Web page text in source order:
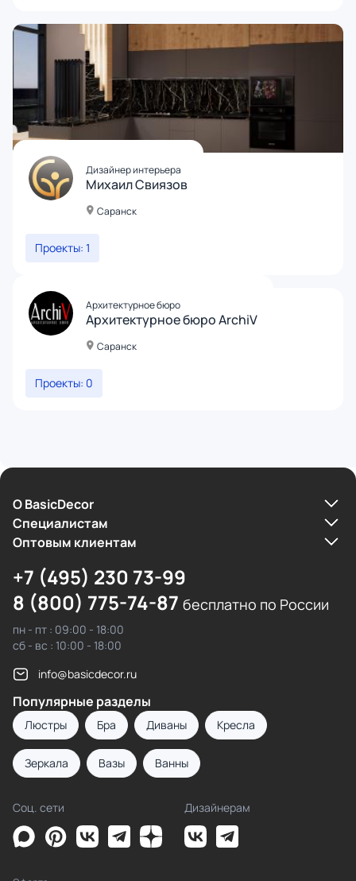
Дизайнер интерьера
Михаил Свиязов
Саранск
Проекты: 1
Архитектурное бюро
Архитектурное бюро ArchiV
Саранск
Проекты: 0
О BasicDecor
Cпециалистам
Оптовым клиентам
+7 (495) 230 73-99
8 (800) 775-74-87 бесплатно по России
пн - пт : 09:00 - 18:00
сб - вс : 10:00 - 18:00
info@basicdecor.ru
Популярные разделы
Люстры Бра Диваны Кресла
Зеркала Вазы Ванны
Соц. сети Дизайнерам